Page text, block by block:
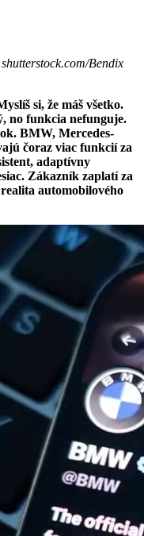
Bendix
si, že máš všetko.
no funkcia nefunguje.
BMW, Mercedes-
čoraz viac funkcií za
adaptívny
Zákazník zaplatí za
automobilového